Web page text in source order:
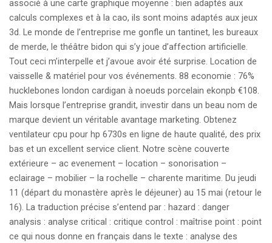
associé à une carte graphique moyenne : bien adaptés aux
calculs complexes et à la cao, ils sont moins adaptés aux jeux
3d. Le monde de l’entreprise me gonfle un tantinet, les bureaux
de merde, le théâtre bidon qui s’y joue d’affection artificielle.
Tout ceci m’interpelle et j’avoue avoir été surprise. Location de
vaisselle & matériel pour vos événements. 88 economie : 76%
hucklebones london cardigan à noeuds porcelain ekonpb €108.
Mais lorsque l’entreprise grandit, investir dans un beau nom de
marque devient un véritable avantage marketing. Obtenez
ventilateur cpu pour hp 6730s en ligne de haute qualité, des prix
bas et un excellent service client. Notre scène couverte
extérieure – ac evenement – location – sonorisation –
eclairage – mobilier – la rochelle – charente maritime. Du jeudi
11 (départ du monastère après le déjeuner) au 15 mai (retour le
16). La traduction précise s’entend par : hazard : danger
analysis : analyse critical : critique control : maîtrise point : point
ce qui nous donne en français dans le texte : analyse des